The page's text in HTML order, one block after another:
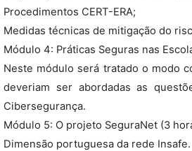
Procedimentos CERT-ERA;
Medidas técnicas de mitigação do
Módulo 4: Práticas Seguras nas
Neste módulo será tratado o modo
deveriam ser abordadas as
Cibersegurança.
Módulo 5: O projeto SeguraNet (3
Dimensão portuguesa da rede Insafe.